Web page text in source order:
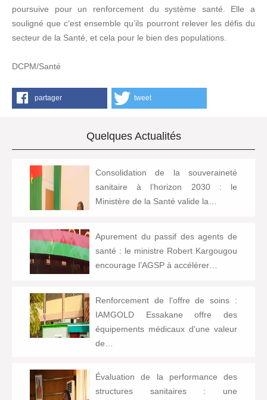
poursuive pour un renforcement du système santé. Elle a
souligné que c’est ensemble qu’ils pourront relever les défis du
secteur de la Santé, et cela pour le bien des populations.
DCPM/Santé
partager tweet
Quelques Actualités
Consolidation de la souveraineté
sanitaire à l’horizon 2030 : le
Ministère de la Santé valide la…
Apurement du passif des agents de
santé : le ministre Robert Kargougou
encourage l’AGSP à accélérer…
Renforcement de l’offre de soins :
IAMGOLD Essakane offre des
équipements médicaux d'une valeur
de…
Évaluation de la performance des
structures sanitaires : une